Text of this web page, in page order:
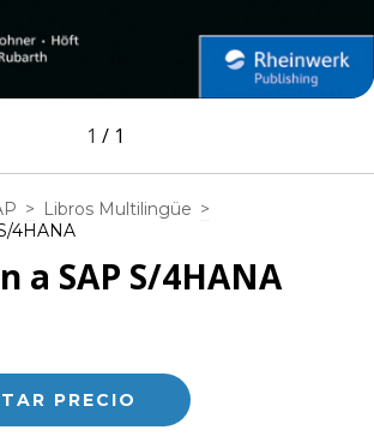
1 / 1
> Libros Multilingüe >
4HANA
a SAP S/4HANA